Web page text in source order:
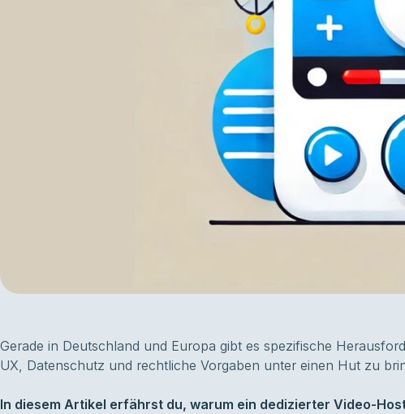
Gerade in Deutschland und Europa gibt es spezifische
UX, Datenschutz und rechtliche Vorgaben unter einen Hut zu
In diesem Artikel erfährst du, warum ein dedizierter Video-